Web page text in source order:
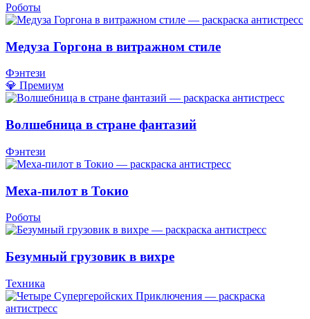
Роботы
Медуза Горгона в витражном стиле
Фэнтези
💎 Премиум
Волшебница в стране фантазий
Фэнтези
Меха-пилот в Токио
Роботы
Безумный грузовик в вихре
Техника